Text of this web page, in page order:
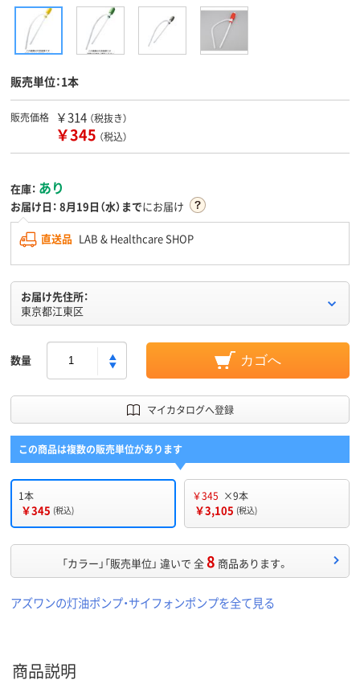
販売単位：1本
販売価格 ￥314 （税抜き）
￥345 （税込）
在庫： あり
お届け日： 8月19日（水）までにお届け
直送品 LAB & Healthcare SHOP
お届け先住所：
東京都江東区
数量 カゴへ
マイカタログへ登録
この商品は複数の販売単位があります
1本
￥345 (税込)
￥345 ×9本
￥3,105 (税込)
「カラー」「販売単位」 違いで 全8 商品あります。
アズワンの灯油ポンプ・サイフォンポンプを全て見る
商品説明